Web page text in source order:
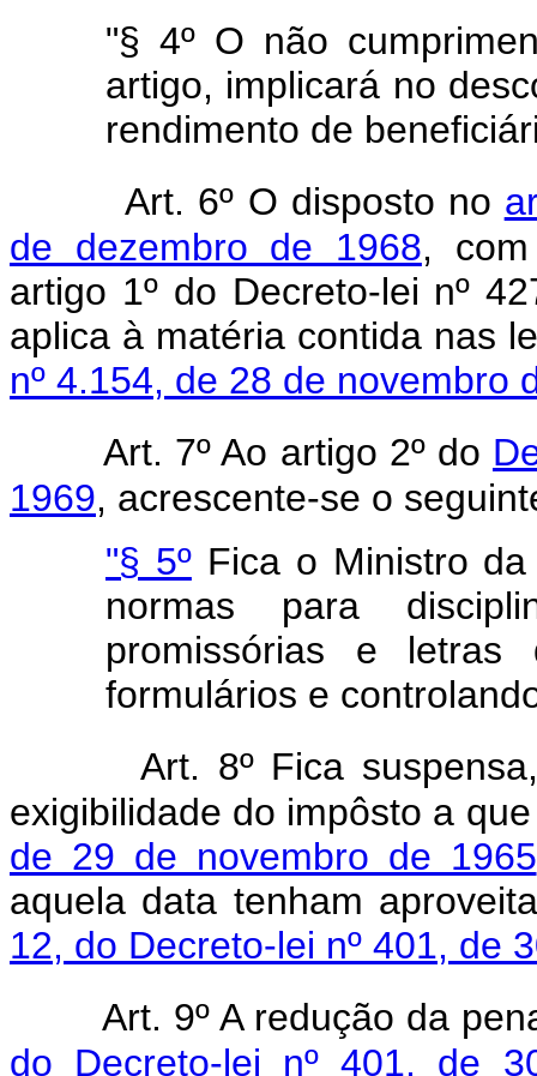
"§ 4º O não
artigo, implicará no
rendimento de
Art. 6º O disposto no
de dezembro de 1968,
artigo 1º do Decreto-lei nº
aplica à matéria contida nas
nº 4.154, de 28 de novembro
Art. 7º Ao artigo 2º do
1969, acrescente-se o
"§ 5ºFica o Ministro da
normas para
promissórias e letras
formulários e
Art. 8º Fica
exigibilidade do impôsto a
de 29 de novembro de 1965
aquela data tenham
12, do Decreto-lei nº 401, de
Art. 9º A redução da
do Decreto-lei nº 401, de